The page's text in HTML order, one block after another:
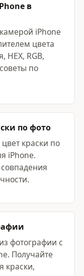
в
iPhone
цвета
HEX, RGB,
по
по фото
краски по
iPhone.
фотографии с
Получайте
краски,